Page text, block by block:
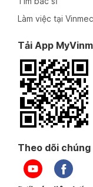
Làm việc tại Vinmec
Tải App
Theo dõi